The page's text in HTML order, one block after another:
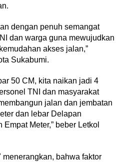
dengan penuh semangat
dan warga guna mewujudkan
akses jalan,”
Sukabumi.
50 CM, kita naikan jadi 4
TNI dan masyarakat
jalan dan jembatan
dan lebar Delapan
Meter,” beber Letkol
bahwa faktor